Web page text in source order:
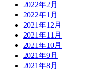
2022年2月
2022年1月
2021年12月
2021年11月
2021年10月
2021年9月
2021年8月